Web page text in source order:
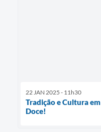
22 JAN 2025 - 11h30
Tradição e Cultura
Doce!